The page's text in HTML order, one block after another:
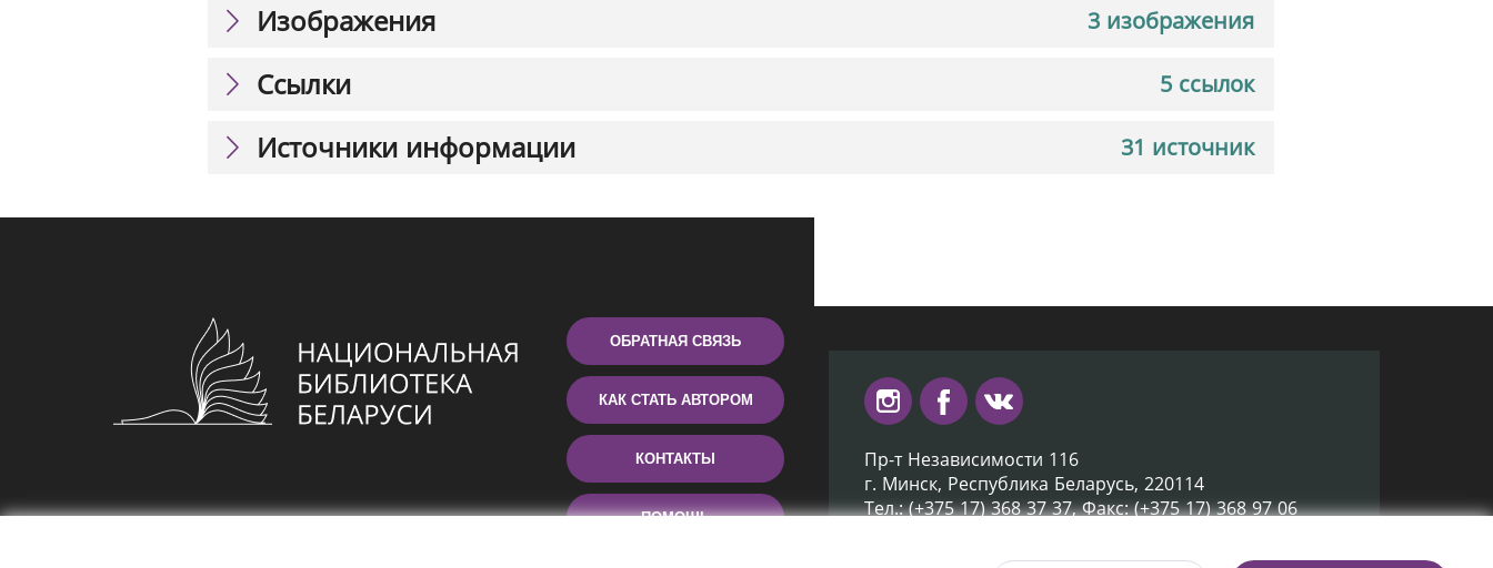
3 изображения
Изображения
5 ссылок
Ссылки
31 источник
Источники информации
ОБРАТНАЯ СВЯЗЬ
КАК СТАТЬ АВТОРОМ
КОНТАКТЫ
ПОМОЩЬ
Пр-т Независимости 116
г. Минск, Республика Беларусь, 220114
Тел.: (+375 17) 368 37 37, Факс: (+375 17) 368 97 06